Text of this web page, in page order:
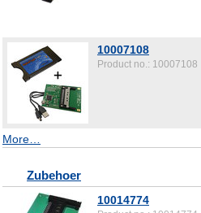
10007108
Product no.: 10007108
More…
Zubehoer
10014774